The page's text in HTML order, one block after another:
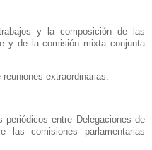
y la composición de las
y de la comisión mixta conjunta
extraordinarias.
periódicos entre Delegaciones de
las comisiones parlamentarias